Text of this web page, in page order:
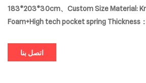
183*203*30cm、Custom Size Material: Knitted Fabric+
Foam+High tech pocket spring Thickness：34cm Package: Flat
اتصل بنا